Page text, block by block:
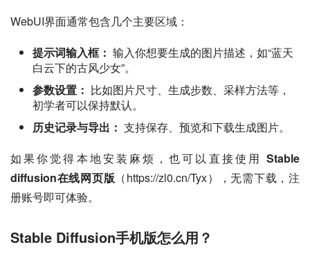
WebUI界面通常包含几个主要区域：
提示词输入框： 输入你想要生成的图片描述，如“蓝天
白云下的古风少女”。
参数设置： 比如图片尺寸、生成步数、采样方法等，
初学者可以保持默认。
历史记录与导出： 支持保存、预览和下载生成图片。
如果你觉得本地安装麻烦，也可以直接使用 Stable
diffusion在线网页版 （https://zl0.cn/Tyx），无需下载，注
册账号即可体验。
Stable Diffusion手机版怎么用？